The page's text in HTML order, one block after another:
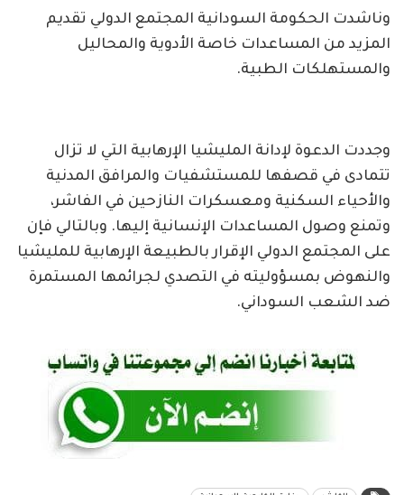
وناشدت الحكومة السودانية المجتمع الدولي تقديم
المزيد من المساعدات خاصة الأدوية والمحاليل
والمستهلكات الطبية.
وجددت الدعوة لإدانة المليشيا الإرهابية التي لا تزال
تتمادى في قصفها للمستشفيات والمرافق المدنية
والأحياء السكنية ومعسكرات النازحين في الفاشر،
وتمنع وصول المساعدات الإنسانية إليها. وبالتالي فإن
على المجتمع الدولي الإقرار بالطبيعة الإرهابية للمليشيا
والنهوض بمسؤوليته في التصدي لجرائمها المستمرة
ضد الشعب السوداني.